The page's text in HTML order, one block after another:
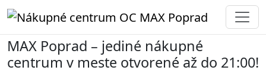
MAX Poprad – jediné nákupné
centrum v meste otvorené až do 21:00!